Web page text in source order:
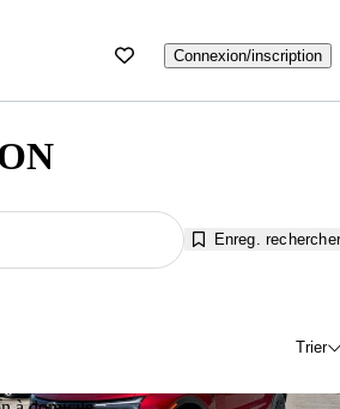
Connexion/inscription
Enreg. rechercher
Trier
annonce